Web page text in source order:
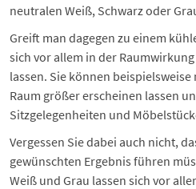
neutralen Weiß, Schwarz oder
Greift man dagegen zu einem
sich vor allem in der
lassen. Sie können
Raum größer erscheinen lassen
Sitzgelegenheiten und
Vergessen Sie dabei auch nicht,
gewünschten Ergebnis führen
Weiß und Grau lassen sich vor